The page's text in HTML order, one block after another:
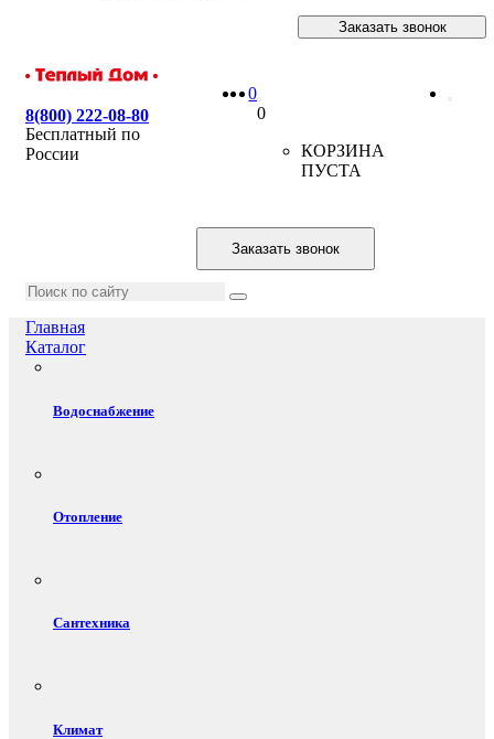
Заказать звонок
8(800) 222-08-80
Бесплатный по
России
0
0
КОРЗИНА
ПУСТА
Заказать звонок
Главная
Каталог
Водоснабжение
Отопление
Сантехника
Климат